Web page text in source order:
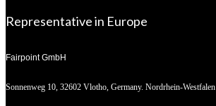
Representative in Europe
Fairpoint GmbH
Sonnenweg 10, 32602 Vlotho, Germany. Nordrhein-Westfalen